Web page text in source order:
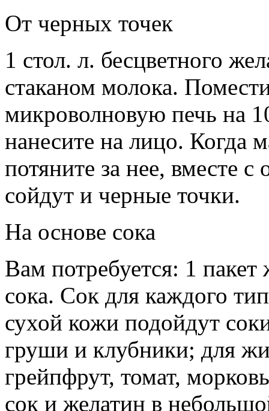
От черных точек
1 стол. л. бесцветного
стаканом молока.
микроволновую печь на
нанесите на лицо. Когда
потяните за нее, вместе
сойдут и черные точки.
На основе сока
Вам потребуется: 1 пакет
сока. Cок для каждого
сухой кожи подойдут
груши и клубники; для
грейпфрут, томат,
сок и желатин в